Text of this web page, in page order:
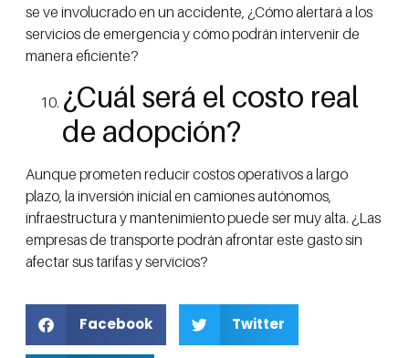
se ve involucrado en un accidente, ¿Cómo alertará a los
servicios de emergencia y cómo podrán intervenir de
manera eficiente?
¿Cuál será el costo real
de adopción?
Aunque prometen reducir costos operativos a largo
plazo, la inversión inicial en camiones autónomos,
infraestructura y mantenimiento puede ser muy alta. ¿Las
empresas de transporte podrán afrontar este gasto sin
afectar sus tarifas y servicios?
Facebook Twitter